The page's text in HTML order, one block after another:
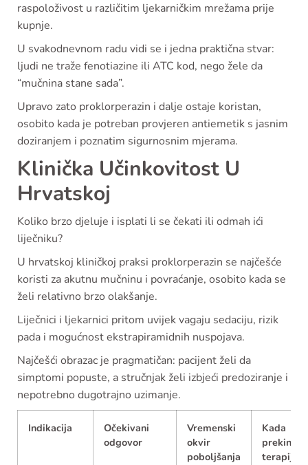
raspoloživost u različitim ljekarničkim mrežama prije
kupnje.
U svakodnevnom radu vidi se i jedna praktična stvar:
ljudi ne traže fenotiazine ili ATC kod, nego žele da
“mučnina stane sada”.
Upravo zato proklorperazin i dalje ostaje koristan,
osobito kada je potreban provjeren antiemetik s jasnim
doziranjem i poznatim sigurnosnim mjerama.
Klinička Učinkovitost U
Hrvatskoj
Koliko brzo djeluje i isplati li se čekati ili odmah ići
liječniku?
U hrvatskoj kliničkoj praksi proklorperazin se najčešće
koristi za akutnu mučninu i povraćanje, osobito kada se
želi relativno brzo olakšanje.
Liječnici i ljekarnici pritom uvijek vagaju sedaciju, rizik
pada i mogućnost ekstrapiramidnih nuspojava.
Najčešći obrazac je pragmatičan: pacijent želi da
simptomi popuste, a stručnjak želi izbjeći predoziranje i
nepotrebno dugotrajno uzimanje.
Indikacija
Očekivani
odgovor
Vremenski
okvir
poboljšanja
Kada
prekinuti
terapiju